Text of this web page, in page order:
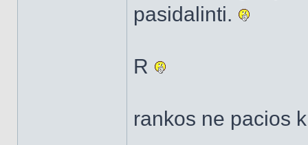
pasidalinti.
R
rankos ne pacios